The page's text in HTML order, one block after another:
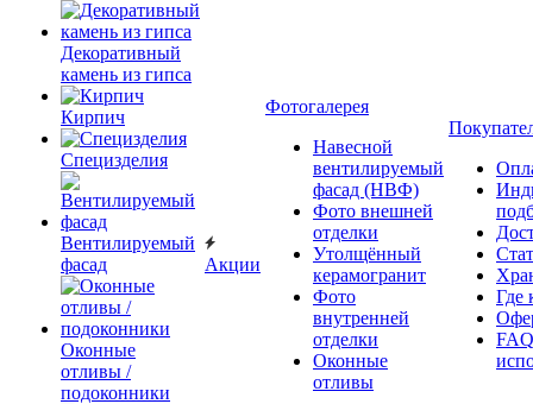
Декоративный
камень из гипса
Кирпич
Специзделия
Вентилируемый
фасад
Оконные
отливы /
подоконники
Акции
Фотогалерея
Навесной
вентилируемый
фасад (НВФ)
Фото внешней
отделки
Утолщённый
керамогранит
Фото
внутренней
отделки
Оконные
отливы
Где